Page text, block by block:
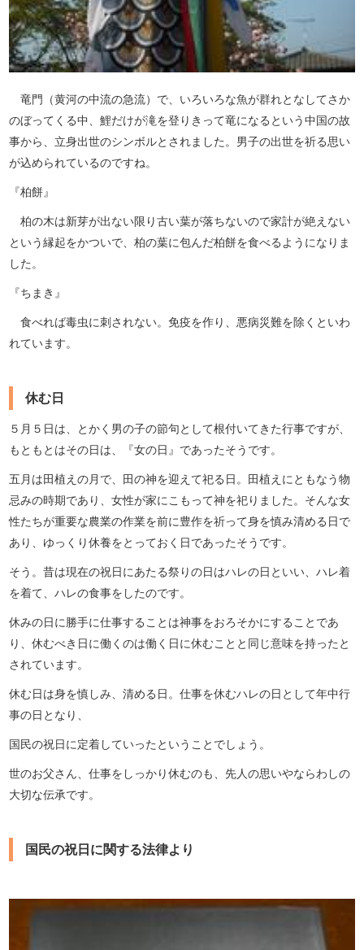
竜門（黄河の中流の急流）で、いろいろな魚が群れとなしてさか
のぼってくる中、鯉だけが滝を登りきって竜になるという中国の故
事から、立身出世のシンボルとされました。男子の出世を祈る思い
が込められているのですね。
『柏餅』
柏の木は新芽が出ない限り古い葉が落ちないので家計が絶えない
という縁起をかついで、柏の葉に包んだ柏餅を食べるようになりま
した。
『ちまき』
食べれば毒虫に刺されない。免疫を作り、悪病災難を除くといわ
れています。
休む日
５月５日は、とかく男の子の節句として根付いてきた行事ですが、
もともとはその日は、『女の日』であったそうです。
五月は田植えの月で、田の神を迎えて祀る日。田植えにともなう物
忌みの時期であり、女性が家にこもって神を祀りました。そんな女
性たちが重要な農業の作業を前に豊作を祈って身を慎み清める日で
あり、ゆっくり休養をとっておく日であったそうです。
そう。昔は現在の祝日にあたる祭りの日はハレの日といい、ハレ着
を着て、ハレの食事をしたのです。
休みの日に勝手に仕事することは神事をおろそかにすることであ
り、休むべき日に働くのは働く日に休むことと同じ意味を持ったと
されています。
休む日は身を慎しみ、清める日。仕事を休むハレの日として年中行
事の日となり、
国民の祝日に定着していったということでしょう。
世のお父さん、仕事をしっかり休むのも、先人の思いやならわしの
大切な伝承です。
国民の祝日に関する法律より